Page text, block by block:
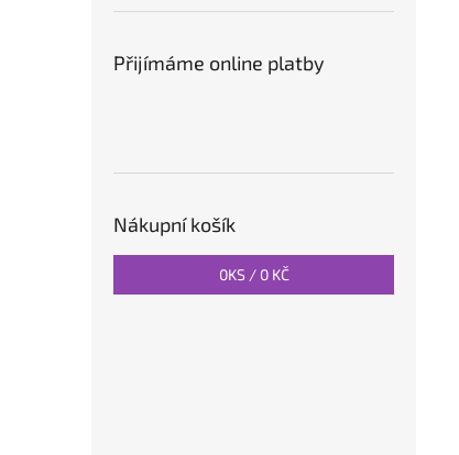
Přijímáme online platby
Nákupní košík
0KS / 0 KČ